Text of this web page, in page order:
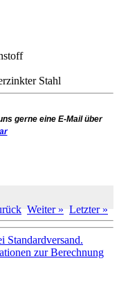
Stahl
gerne eine E-Mail über
Weiter » Letzter »
Standardversand.
zur Berechnung